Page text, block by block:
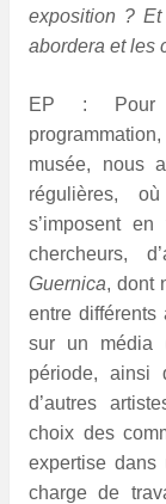
exposition ? Et
abordera et les
EP :
musée, nous
régulières,
s’imposent en
chercheurs,
Guernica, dont
entre différents
sur un média
période, ainsi
d’autres
choix des
expertise dans
charge de